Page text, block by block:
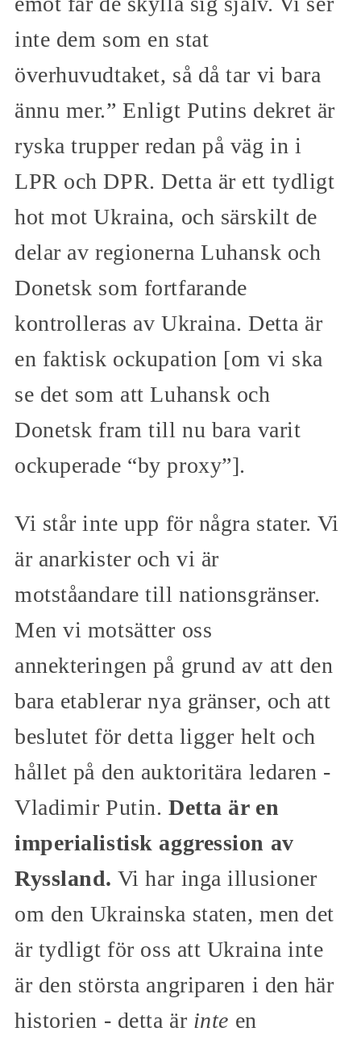
inte dem som en stat
överhuvudtaket, så då tar vi bara
ännu mer.” Enligt Putins dekret är
ryska trupper redan på väg in i
LPR och DPR. Detta är ett tydligt
hot mot Ukraina, och särskilt de
delar av regionerna Luhansk och
Donetsk som fortfarande
kontrolleras av Ukraina. Detta är
en faktisk ockupation [om vi ska
se det som att Luhansk och
Donetsk fram till nu bara varit
ockuperade “by proxy”].
Vi står inte upp för några stater. Vi
är anarkister och vi är
motståandare till nationsgränser.
Men vi motsätter oss
annekteringen på grund av att den
bara etablerar nya gränser, och att
beslutet för detta ligger helt och
hållet på den auktoritära ledaren -
Vladimir Putin. Detta är en
imperialistisk aggression av
Ryssland. Vi har inga illusioner
om den Ukrainska staten, men det
är tydligt för oss att Ukraina inte
är den största angriparen i den här
historien - detta är inte en